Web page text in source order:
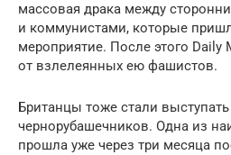
массовая драка между
и коммунистами, которые
мероприятие. После этого Daily
от взлелеянных ею фашистов.
Британцы тоже стали
чернорубашечников. Одна из
прошла уже через три месяца